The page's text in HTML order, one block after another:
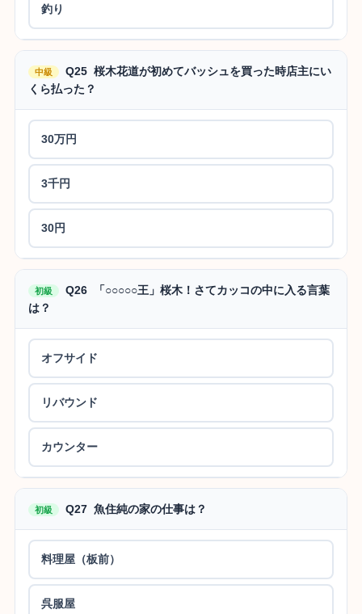
釣り
中級
Q25 桜木花道が初めてバッシュを買った時店主にい
くら払った？
30万円
3千円
30円
初級
Q26 「○○○○○王」桜木！さてカッコの中に入る言葉
は？
オフサイド
リバウンド
カウンター
初級 Q27 魚住純の家の仕事は？
料理屋（板前）
呉服屋